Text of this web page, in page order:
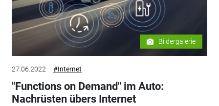
Bildergalerie
27.06.2022 #Internet
"Functions on Demand" im Auto:
Nachrüsten übers Internet